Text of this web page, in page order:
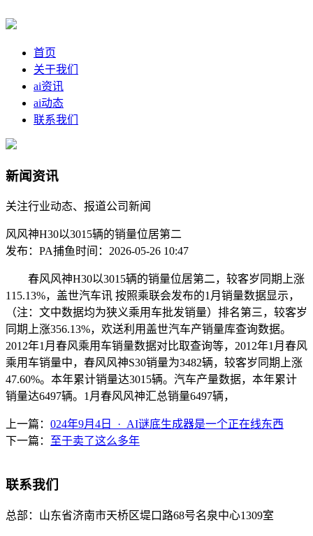
首页
关于我们
ai资讯
ai动态
联系我们
新闻资讯
关注行业动态、报道公司新闻
风风神H30以3015辆的销量位居第二
发布：PA捕鱼时间：2026-05-26 10:47
春风风神H30以3015辆的销量位居第二，较客岁同期上涨
115.13%，盖世汽车讯 按照乘联会发布的1月销量数据显示，
（注：文中数据均为狭义乘用车批发销量）排名第三，较客岁
同期上涨356.13%，欢送利用盖世汽车产销量库查询数据。
2012年1月春风乘用车销量数据对比取查询等，2012年1月春风
乘用车销量中，春风风神S30销量为3482辆，较客岁同期上涨
47.60%。本年累计销量达3015辆。汽车产量数据，本年累计
销量达6497辆。1月春风风神汇总销量6497辆，
上一篇： 024年9月4日 · AI谜底生成器是一个正在线东西
下一篇： 至于卖了这么多年
联系我们
总部： 山东省济南市天桥区堤口路68号名泉中心1309室